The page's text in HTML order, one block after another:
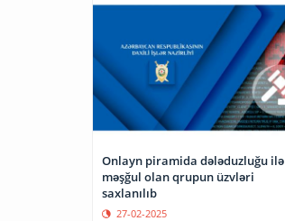
Onlayn piramida dələduzluğu ilə
məşğul olan qrupun üzvləri
saxlanılıb
27-02-2025